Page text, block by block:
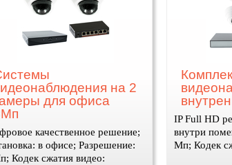
на 2
для офиса
качественное решение;
в офисе; Разрешение:
Кодек сжатия видео:
IP Full HD
внутри
Мп; Кодек